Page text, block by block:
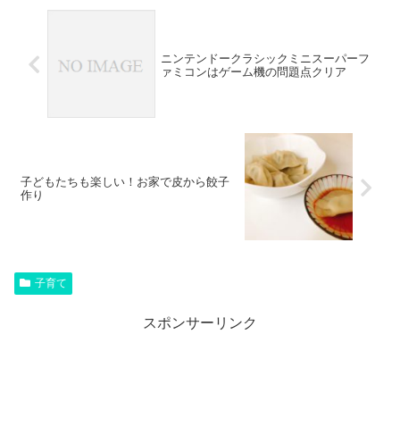
ニンテンドークラシックミニスーパーフ
ァミコンはゲーム機の問題点クリア
子どもたちも楽しい！お家で皮から餃子
作り
子育て
スポンサーリンク